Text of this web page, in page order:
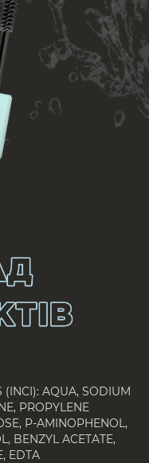
(INCI): AQUA, SODIUM
PROPYLENE
P-AMINOPHENOL,
BENZYL ACETATE,
EDTA